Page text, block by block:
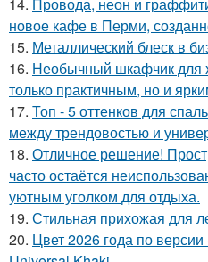
14. Провода, неон и
новое кафе в Перми,
15. Металлический блеск в
16. Необычный шкафчик для
только практичным, но и
17. Топ - 5 оттенков для
между трендовостью и
18. Отличное решение!
часто остаётся
уютным уголком для отдыха.
19. Стильная прихожая для
20. Цвет 2026 года по